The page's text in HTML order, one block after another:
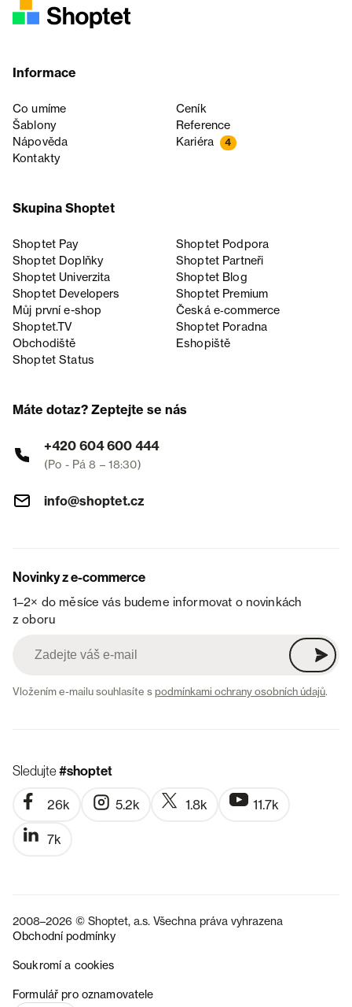
Informace
Co umíme
Ceník
Šablony
Reference
Nápověda
Kariéra 4
Kontakty
Skupina Shoptet
Shoptet Pay
Shoptet Podpora
Shoptet Doplňky
Shoptet Partneři
Shoptet Univerzita
Shoptet Blog
Shoptet Developers
Shoptet Premium
Můj první e-shop
Česká e‑commerce
Shoptet.TV
Shoptet Poradna
Obchodiště
Eshopiště
Shoptet Status
Máte dotaz? Zeptejte se nás
+420 604 600 444
(Po - Pá 8 – 18:30)
info@shoptet.cz
Novinky z e-commerce
1–2× do měsíce vás budeme informovat o novinkách
z oboru
Vložením e-mailu souhlasíte spodmínkami ochrany osobních údajů.
Sledujte#shoptet
26k 5.2k 1.8k 11.7k
7k
2008–2026 © Shoptet, a.s. Všechna práva vyhrazena
Obchodní podmínky
Soukromí a cookies
Formulář pro oznamovatele